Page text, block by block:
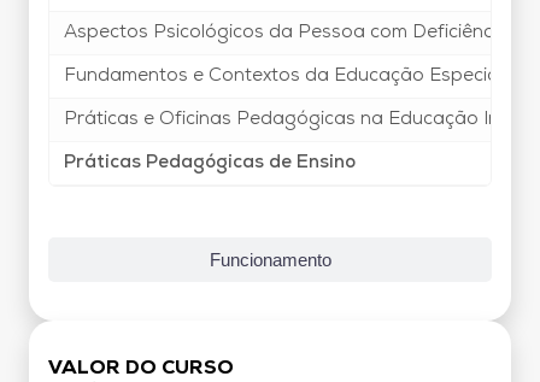
Funcionamento
Aspectos Psicológicos da Pessoa com Deficiência
Fundamentos e Contextos da Educação Especial e
Práticas e Oficinas Pedagógicas na Educação
Práticas Pedagógicas de Ensino
VALOR DO CURSO